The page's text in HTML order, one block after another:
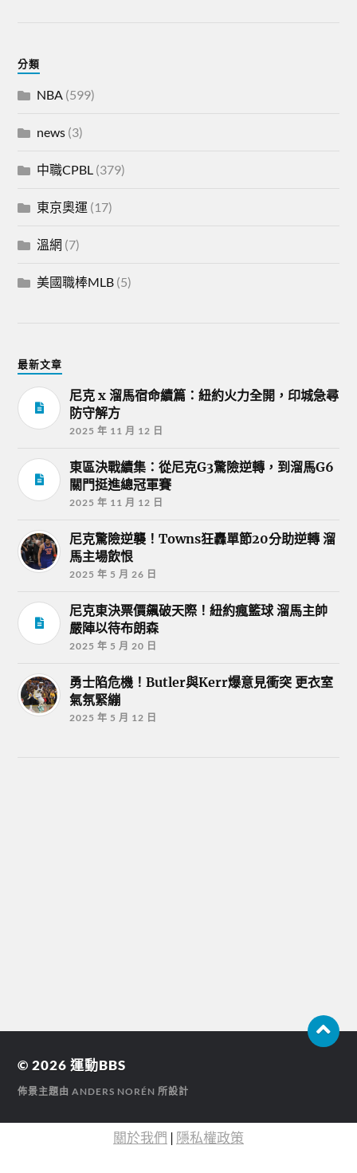
分類
NBA (599)
news (3)
中職CPBL (379)
東京奧運 (17)
溫網 (7)
美國職棒MLB (5)
最新文章
尼克 x 溜馬宿命續篇：紐約火力全開，印城急尋
防守解方
2025 年 11 月 12 日
東區決戰續集：從尼克G3驚險逆轉，到溜馬G6
關門挺進總冠軍賽
2025 年 11 月 12 日
尼克驚險逆襲！Towns狂轟單節20分助逆轉 溜
馬主場飲恨
2025 年 5 月 26 日
尼克東決票價飆破天際！紐約瘋籃球 溜馬主帥
嚴陣以待布朗森
2025 年 5 月 20 日
勇士陷危機！Butler與Kerr爆意見衝突 更衣室
氣氛緊繃
2025 年 5 月 12 日
© 2026運動BBS
佈景主題由ANDERS NORÉN 所設計
關於我們 | 隱私權政策